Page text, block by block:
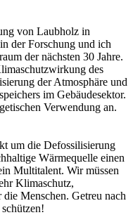
von Laubholz in
der Forschung und ich
der nächsten 30 Jahre.
des
der Atmosphäre und
im Gebäudesektor.
Verwendung an.
um die Defossilisierung
Wärmequelle einen
Multitalent. Wir müssen
Klimaschutz,
Menschen. Getreu nach